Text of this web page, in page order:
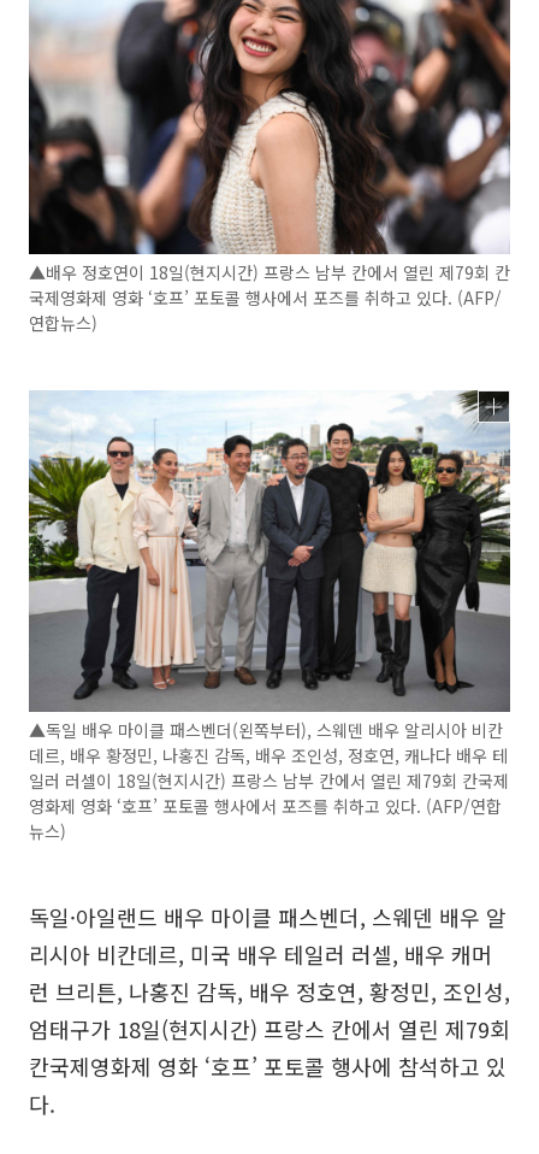
▲배우 정호연이 18일(현지시간) 프랑스 남부 칸에서 열린 제79회 칸
국제영화제 영화 ‘호프’ 포토콜 행사에서 포즈를 취하고 있다. (AFP/
연합뉴스)
▲독일 배우 마이클 패스벤더(왼쪽부터), 스웨덴 배우 알리시아 비칸
데르, 배우 황정민, 나홍진 감독, 배우 조인성, 정호연, 캐나다 배우 테
일러 러셀이 18일(현지시간) 프랑스 남부 칸에서 열린 제79회 칸국제
영화제 영화 ‘호프’ 포토콜 행사에서 포즈를 취하고 있다. (AFP/연합
뉴스)
독일·아일랜드 배우 마이클 패스벤더, 스웨덴 배우 알
리시아 비칸데르, 미국 배우 테일러 러셀, 배우 캐머
런 브리튼, 나홍진 감독, 배우 정호연, 황정민, 조인성,
엄태구가 18일(현지시간) 프랑스 칸에서 열린 제79회
칸국제영화제 영화 ‘호프’ 포토콜 행사에 참석하고 있
다.